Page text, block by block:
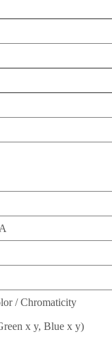
/ Chromaticity
x y, Blue x y)